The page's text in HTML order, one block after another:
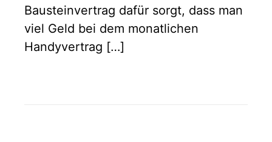
Bausteinvertrag dafür sorgt, dass man
viel Geld bei dem monatlichen
Handyvertrag […]